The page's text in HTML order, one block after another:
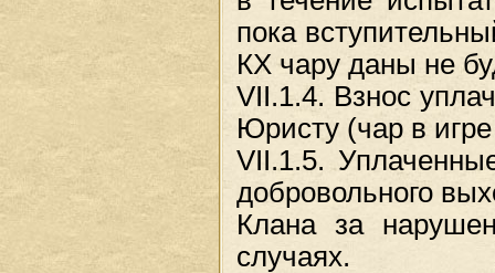
пока
КХ чару даны не
VII.1.4. Взнос
Юристу (чар в
VII.1.5.
добровольного
Клана за
случаях.